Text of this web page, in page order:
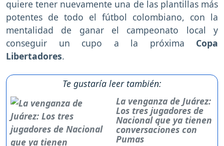
quiere tener nuevamente una de las plantillas más
potentes de todo el fútbol colombiano, con la
mentalidad de ganar el campeonato local y
conseguir un cupo a la próxima Copa
Libertadores.
Te gustaría leer también:
La venganza de Juárez:
Los tres jugadores de
Nacional que ya tienen
conversaciones con
Pumas